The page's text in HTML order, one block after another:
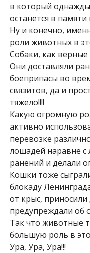
в который
останется в памяти
Ну и конечно,
роли животных в
Собаки, как
Они доставляли
боеприпасы во
связитов, да и
тяжело!!!!
Какую огромную
активно
перевозке
лошадей наравне
ранений и делали
Кошки тоже
блокаду
от крыс, приносили
предупреждали об
Так что животные
большую роль в
Ура, Ура, Ура!!!